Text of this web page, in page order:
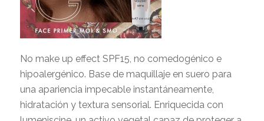
No make up effect SPF15, no comedogénico e
hipoalergénico. Base de maquillaje en suero para
una apariencia impecable instantáneamente,
hidratación y textura sensorial. Enriquecida con